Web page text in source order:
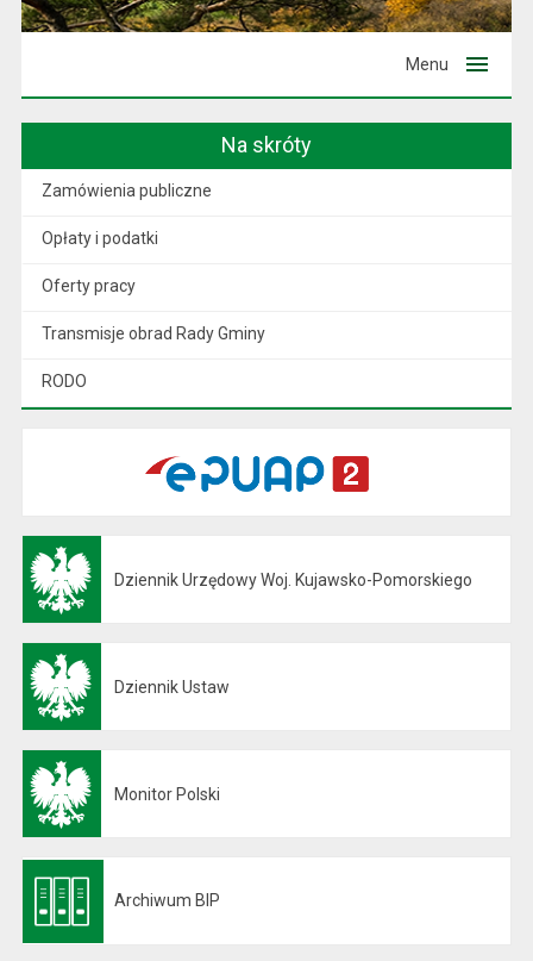
Menu
Na skróty
Zamówienia publiczne
Opłaty i podatki
Oferty pracy
Transmisje obrad Rady Gminy
RODO
Dziennik Urzędowy Woj. Kujawsko-Pomorskiego
Dziennik Ustaw
Monitor Polski
Archiwum BIP